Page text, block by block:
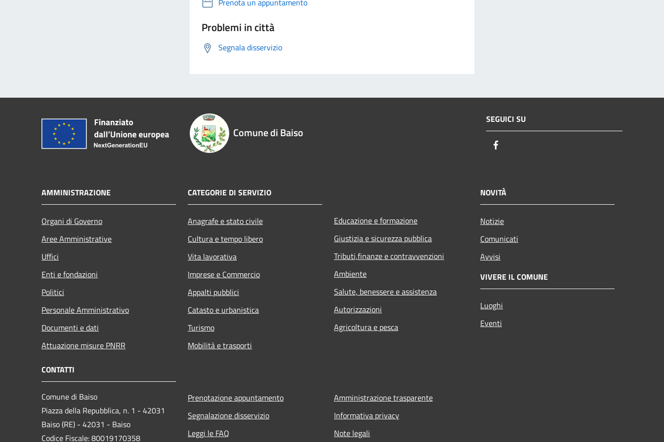
Problemi in città
Segnala disservizio
Comune di Baiso
SEGUICI SU
AMMINISTRAZIONE
Organi di Governo
Aree Amministrative
Uffici
Enti e fondazioni
Politici
Personale Amministrativo
Documenti e dati
Attuazione misure PNRR
CATEGORIE DI SERVIZIO
Anagrafe e stato civile
Cultura e tempo libero
Vita lavorativa
Imprese e Commercio
Appalti pubblici
Catasto e urbanistica
Turismo
Mobilità e trasporti
Educazione e formazione
Giustizia e sicurezza pubblica
Tributi,finanze e contravvenzioni
Ambiente
Salute, benessere e assistenza
Autorizzazioni
Agricoltura e pesca
NOVITÀ
Notizie
Comunicati
Avvisi
VIVERE IL COMUNE
Luoghi
Eventi
CONTATTI
Comune di Baiso
Piazza della Repubblica, n. 1 - 42031
Baiso (RE) - 42031 - Baiso
Codice Fiscale: 80019170358
Prenotazione appuntamento
Segnalazione disservizio
Leggi le FAQ
Amministrazione trasparente
Informativa privacy
Note legali